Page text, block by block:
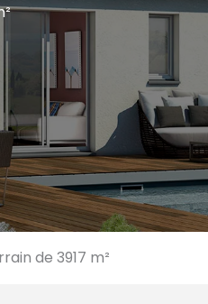
de 3917 m²